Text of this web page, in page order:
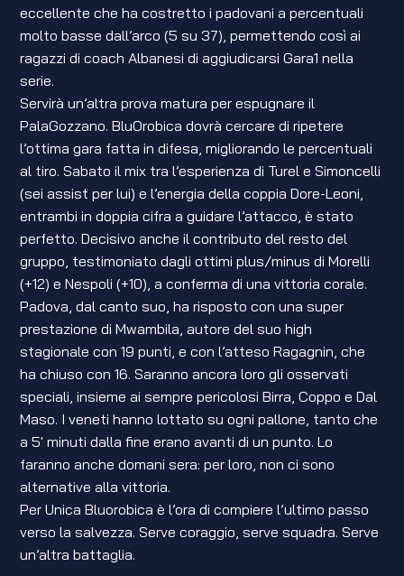
eccellente che ha costretto i padovani a percentuali
molto basse dall’arco (5 su 37), permettendo così ai
ragazzi di coach Albanesi di aggiudicarsi Gara1 nella
serie.
Servirà un’altra prova matura per espugnare il
PalaGozzano. BluOrobica dovrà cercare di ripetere
l’ottima gara fatta in difesa, migliorando le percentuali
al tiro. Sabato il mix tra l’esperienza di Turel e Simoncelli
(sei assist per lui) e l’energia della coppia Dore-Leoni,
entrambi in doppia cifra a guidare l’attacco, è stato
perfetto. Decisivo anche il contributo del resto del
gruppo, testimoniato dagli ottimi plus/minus di Morelli
(+12) e Nespoli (+10), a conferma di una vittoria corale.
Padova, dal canto suo, ha risposto con una super
prestazione di Mwambila, autore del suo high
stagionale con 19 punti, e con l’atteso Ragagnin, che
ha chiuso con 16. Saranno ancora loro gli osservati
speciali, insieme ai sempre pericolosi Birra, Coppo e Dal
Maso. I veneti hanno lottato su ogni pallone, tanto che
a 5′ minuti dalla fine erano avanti di un punto. Lo
faranno anche domani sera: per loro, non ci sono
alternative alla vittoria.
Per Unica Bluorobica è l’ora di compiere l’ultimo passo
verso la salvezza. Serve coraggio, serve squadra. Serve
un’altra battaglia.